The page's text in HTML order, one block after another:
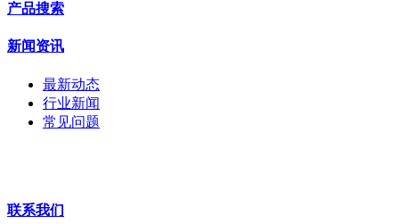
配件
拼接屏
安检门
工程宝
海康机器人
产品搜索
新闻资讯
最新动态
行业新闻
常见问题
联系我们